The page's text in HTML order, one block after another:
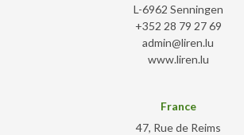
L-6962 Senningen
+352 28 79 27 69
admin@liren.lu
www.liren.lu
France
47, Rue de Reims